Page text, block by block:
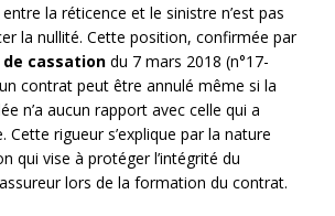
la réticence et le sinistre n’est pas
la nullité. Cette position, confirmée par
de cassation du 7 mars 2018 (n°17-
contrat peut être annulé même si la
n’a aucun rapport avec celle qui a
Cette rigueur s’explique par la nature
qui vise à protéger l’intégrité du
lors de la formation du contrat.